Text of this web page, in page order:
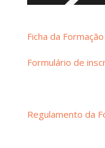
Ficha da Formação
Formulário de
Regulamento da